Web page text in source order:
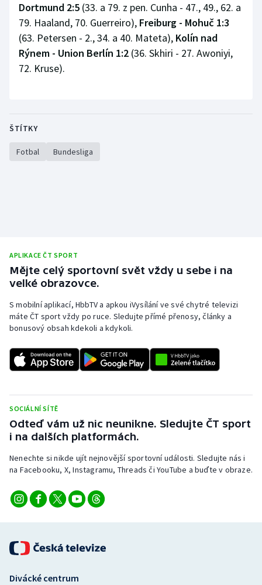
Dortmund 2:5 (33. a 79. z pen. Cunha - 47., 49., 62. a
79. Haaland, 70. Guerreiro), Freiburg - Mohuč 1:3
(63. Petersen - 2., 34. a 40. Mateta), Kolín nad
Rýnem - Union Berlín 1:2 (36. Skhiri - 27. Awoniyi,
72. Kruse).
ŠTÍTKY
Fotbal Bundesliga
APLIKACE ČT SPORT
Mějte celý sportovní svět vždy u sebe i na
velké obrazovce.
S mobilní aplikací, HbbTV a apkou iVysílání ve své chytré televizi
máte ČT sport vždy po ruce. Sledujte přímé přenosy, články a
bonusový obsah kdekoli a kdykoli.
SOCIÁLNÍ SÍTĚ
Odteď vám už nic neunikne. Sledujte ČT sport
i na dalších platformách.
Nenechte si nikde ujít nejnovější sportovní události. Sledujte nás i
na Facebooku, X, Instagramu, Threads či YouTube a buďte v obraze.
Divácké centrum